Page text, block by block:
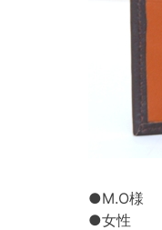
●M.O様
●女性